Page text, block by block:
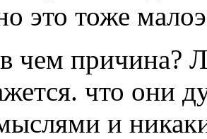
это тоже
чем причина?
что они
и